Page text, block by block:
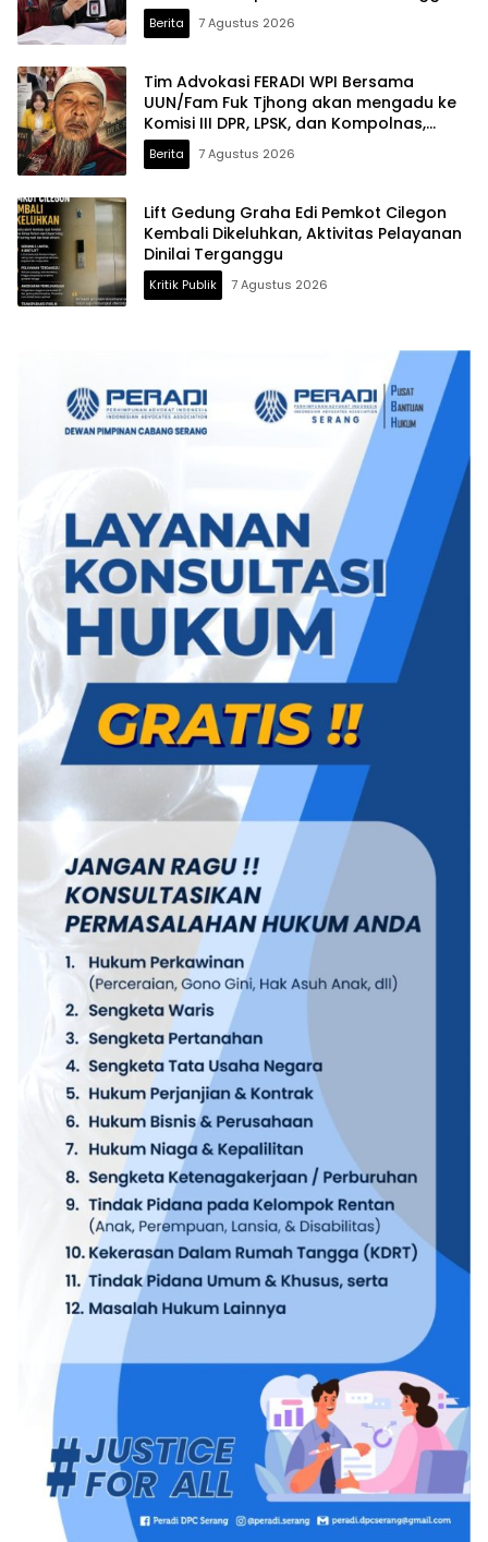
saat ini terduga Dalang Penculikan UUN
diduga belum tersentuh Hukum
Berita 7 Agustus 2026
Tim Advokasi FERADI WPI Bersama
UUN/Fam Fuk Tjhong akan mengadu ke
Komisi III DPR, LPSK, dan Kompolnas,
Mohon keadilan untuk Korban
Penculikan dan Pengroyokan
Berita 7 Agustus 2026
Lift Gedung Graha Edi Pemkot Cilegon
Kembali Dikeluhkan, Aktivitas Pelayanan
Dinilai Terganggu
Kritik Publik 7 Agustus 2026